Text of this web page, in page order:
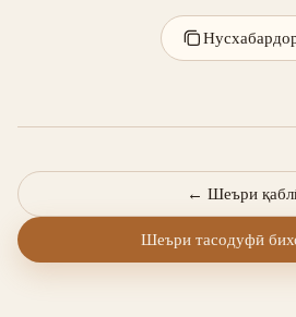
← Шеъри
Шеъри тасодуфӣ